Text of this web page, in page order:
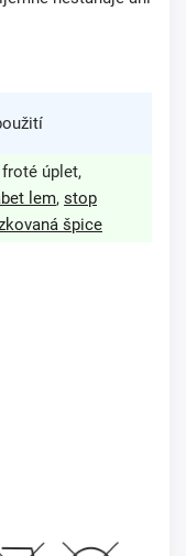
úplet,
lem, stop
špice